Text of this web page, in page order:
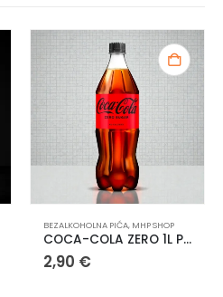
BEZALKOHOLNA PIĆA, MHP SHOP
COCA-COLA ZERO 1L PVC
2,90 €